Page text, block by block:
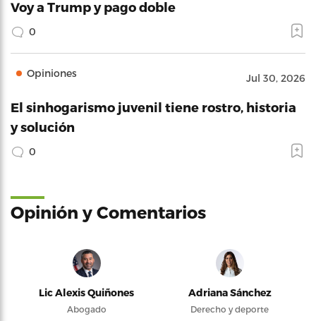
Voy a Trump y pago doble
0
Opiniones Jul 30, 2026
El sinhogarismo juvenil tiene rostro, historia
y solución
0
Opinión y Comentarios
Lic Alexis Quiñones
Abogado
Adriana Sánchez
Derecho y deporte